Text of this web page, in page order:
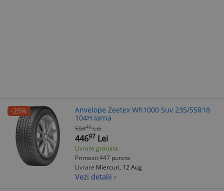
-25%
Anvelope Zeetex Wh1000 Suv 235/55R18
104H Iarna
59445 Lei
44697 Lei
Livrare gratuita
Primesti 447 puncte
Livrare Miercuri, 12 Aug
Vezi detalii ›